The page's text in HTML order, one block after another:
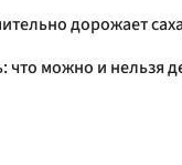
дорожает
что можно и нельзя